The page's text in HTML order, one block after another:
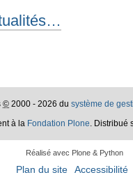
© 2000 - 2026 du système de
à la Fondation Plone. Distribué
Réalisé avec Plone & Python
Plan du site Accessibilité